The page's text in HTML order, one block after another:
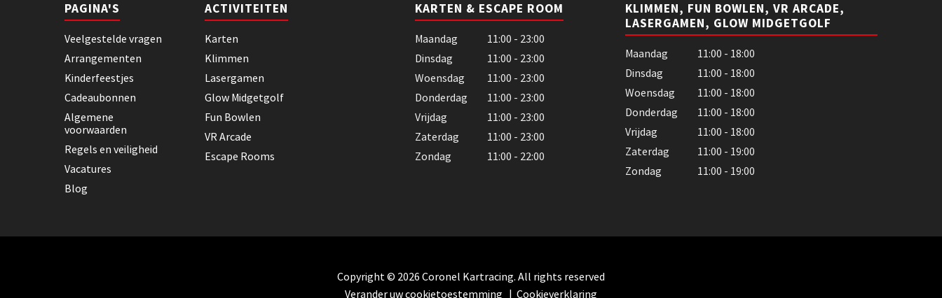
PAGINA'S
Veelgestelde vragen
Arrangementen
Kinderfeestjes
Cadeaubonnen
Algemene
voorwaarden
Regels en veiligheid
Vacatures
Blog
ACTIVITEITEN
Karten
Klimmen
Lasergamen
Glow Midgetgolf
Fun Bowlen
VR Arcade
Escape Rooms
KARTEN & ESCAPE ROOM
Maandag
11:00 - 23:00
Dinsdag
11:00 - 23:00
Woensdag
11:00 - 23:00
Donderdag
11:00 - 23:00
Vrijdag
11:00 - 23:00
Zaterdag
11:00 - 23:00
Zondag
11:00 - 22:00
KLIMMEN, FUN BOWLEN, VR ARCADE,
LASERGAMEN, GLOW MIDGETGOLF
Maandag
11:00 - 18:00
Dinsdag
11:00 - 18:00
Woensdag
11:00 - 18:00
Donderdag
11:00 - 18:00
Vrijdag
11:00 - 18:00
Zaterdag
11:00 - 19:00
Zondag
11:00 - 19:00
Copyright © 2026 Coronel Kartracing. All rights reserved
Verander uw cookietoestemming | Cookieverklaring